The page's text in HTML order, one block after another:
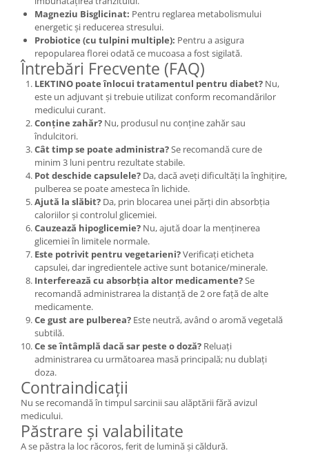
Magneziu Bisglicinat: Pentru reglarea metabolismului
energetic și reducerea stresului.
Probiotice (cu tulpini multiple): Pentru a asigura
repopularea florei odată ce mucoasa a fost sigilată.
Întrebări Frecvente (FAQ)
LEKTINO poate înlocui tratamentul pentru diabet? Nu,
este un adjuvant și trebuie utilizat conform recomandărilor
medicului curant.
Conține zahăr? Nu, produsul nu conține zahăr sau
îndulcitori.
Cât timp se poate administra?Se recomandă cure de
minim 3 luni pentru rezultate stabile.
Pot deschide capsulele? Da, dacă aveți dificultăți la înghițire,
pulberea se poate amesteca în lichide.
Ajută la slăbit? Da, prin blocarea unei părți din absorbția
caloriilor și controlul glicemiei.
Cauzează hipoglicemie? Nu, ajută doar la menținerea
glicemiei în limitele normale.
Este potrivit pentru vegetarieni?Verificați eticheta
capsulei, dar ingredientele active sunt botanice/minerale.
Interferează cu absorbția altor medicamente?Se
recomandă administrarea la distanță de 2 ore față de alte
medicamente.
Ce gust are pulberea? Este neutră, având o aromă vegetală
subtilă.
Ce se întâmplă dacă sar peste o doză? Reluați
administrarea cu următoarea masă principală; nu dublați
doza.
Contraindicații
Nu se recomandă în timpul sarcinii sau alăptării fără avizul
medicului.
Păstrare și valabilitate
A se păstra la loc răcoros, ferit de lumină și căldură.